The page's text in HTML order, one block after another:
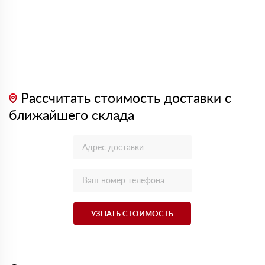
Рассчитать стоимость доставки с
ближайшего склада
УЗНАТЬ СТОИМОСТЬ